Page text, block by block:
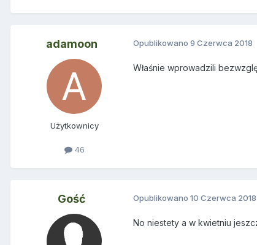
adamoon
Użytkownicy
46
Opublikowano 9 Czerwca 2018
Właśnie wprowadzili
Gość Opublikowano 10 Czerwca 2018
No niestety a w kwietniu